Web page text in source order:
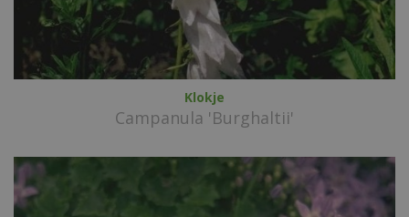
Klokje
Campanula 'Burghaltii'